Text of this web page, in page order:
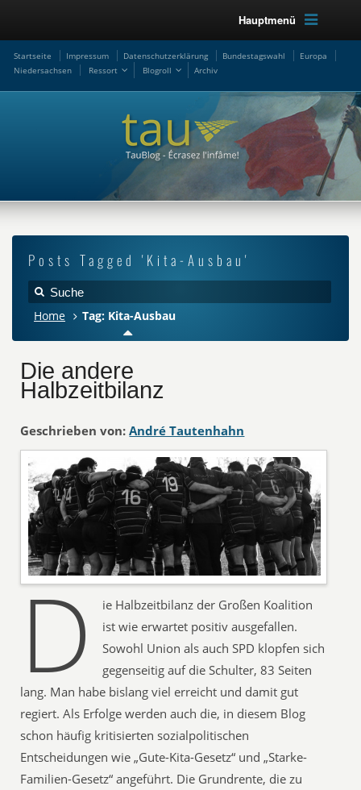
Hauptmenü
Startseite Impressum Datenschutzerklärung Bundestagswahl
Europa
Niedersachsen
Ressort Blogroll Archiv
Posts Tagged 'Kita-Ausbau'
Home Tag: Kita-Ausbau
Die andere
Halbzeitbilanz
Geschrieben von: André Tautenhahn
D
ie Halbzeitbilanz der Großen Koalition
ist wie erwartet positiv ausgefallen.
Sowohl Union als auch SPD klopfen sich
gegenseitig auf die Schulter, 83 Seiten
lang. Man habe bislang viel erreicht und damit gut
regiert. Als Erfolge werden auch die, in diesem Blog
schon häufig kritisierten sozialpolitischen
Entscheidungen wie „Gute-Kita-Gesetz“ und „Starke-
Familien-Gesetz“ angeführt. Die Grundrente, die zu